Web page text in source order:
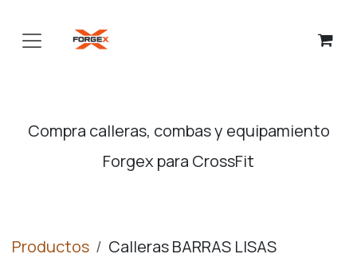
Compra calleras, combas y equipamiento
Forgex para CrossFit
Productos Calleras BARRAS LISAS